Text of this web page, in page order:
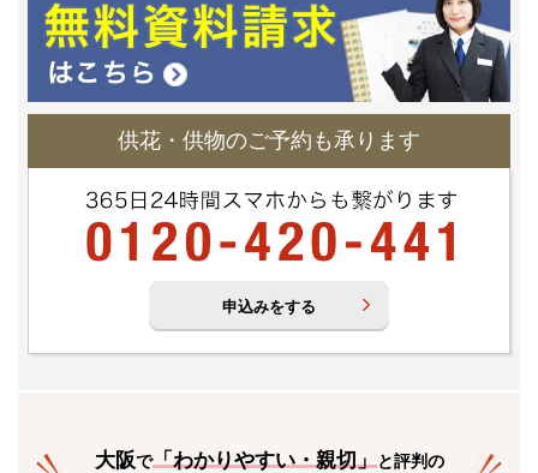
供花・供物のご予約も承ります
申込みをする
大阪で「わかりやすい・親切」と評判の